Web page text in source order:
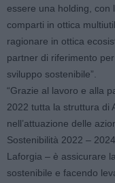
essere una holding, con
comparti in ottica
ragionare in ottica
partner di riferimento
sviluppo sostenibile”.
“Grazie al lavoro e alla
2022 tutta la struttura di
nell’attuazione delle
Sostenibilità 2022 –
Laforgia – è assicurare
sostenibile e facendo